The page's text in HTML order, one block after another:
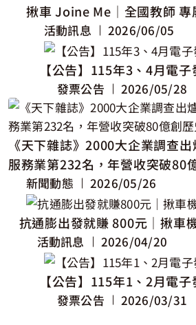
揪車 Joine Me｜全國教師 專
活動訊息 2026/06/05
【公告】115年3、4月電
發票公告 2026/05/28
《天下雜誌》2000大企業調查
服務業第232名，年營收突破80
新聞動態 2026/05/26
抗通膨出發就賺 800元｜揪車
活動訊息 2026/04/20
【公告】115年1、2月電
發票公告 2026/03/31